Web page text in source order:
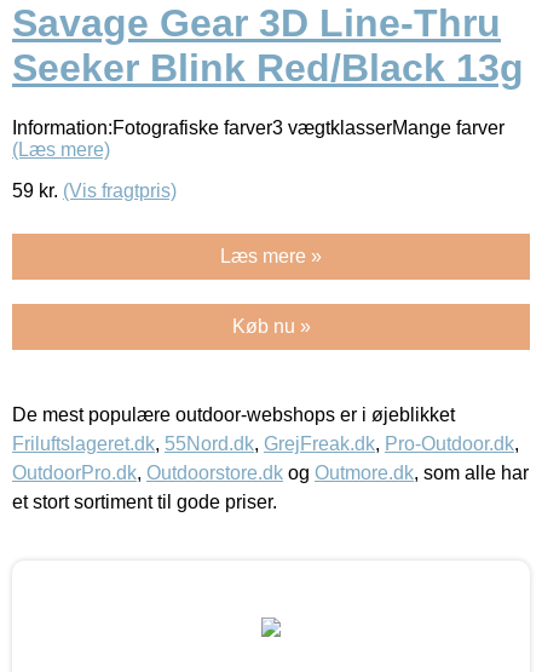
Savage Gear 3D Line-Thru
Seeker Blink Red/Black 13g
Information:Fotografiske farver3 vægtklasserMange farver
(Læs mere)
59 kr. (Vis fragtpris)
Læs mere »
Køb nu »
De mest populære outdoor-webshops er i øjeblikket
Friluftslageret.dk, 55Nord.dk, GrejFreak.dk, Pro-Outdoor.dk,
OutdoorPro.dk, Outdoorstore.dk og Outmore.dk, som alle har
et stort sortiment til gode priser.